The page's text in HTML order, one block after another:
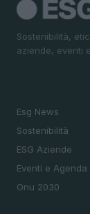
Sostenibilità,
aziende, eventi
Esg News
Sostenibilità
ESG Aziende
Eventi e Agenda
Onu 2030